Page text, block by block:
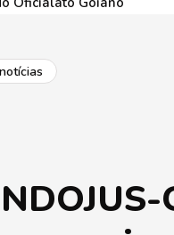
notícias